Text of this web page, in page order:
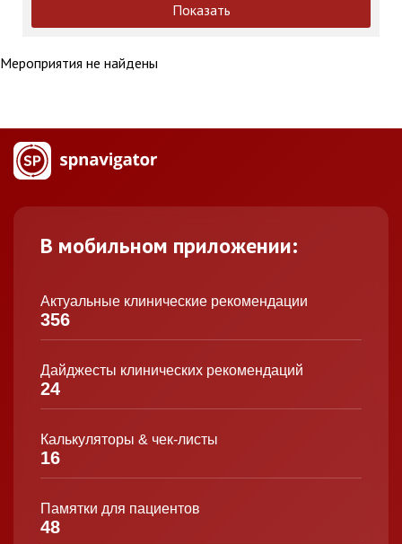
Показать
Мероприятия не найдены
В мобильном приложении:
Актуальные клинические рекомендации
356
Дайджесты клинических рекомендаций
24
Калькуляторы & чек-листы
16
Памятки для пациентов
48